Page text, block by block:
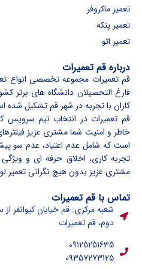
تعمیر ماکروفر
تعمیر پنکه
تعمیر اتو
درباره قم تعمیرات
قم تعمیرات مجموعه تخصصی انواع
فارغ التحصیلان دانشگاه های برتر
کاران با تجربه در شهر قم تشکیل شده
قم تعمیرات در انتخاب تیم سرویس
خاطر و امنیت شما مشتری عزیز
است که شامل عدم اعتیاد، عدم سو
تجربه کاری، اخلاق حرفه ای و
مشتری عزیز بدون هیچ نگرانی تعمیر
تماس با قم تعمیرات
شعبه مرکزی: قم خیابان کیوانفر
دوم، قم تعمیرات
09125251635
09357273125